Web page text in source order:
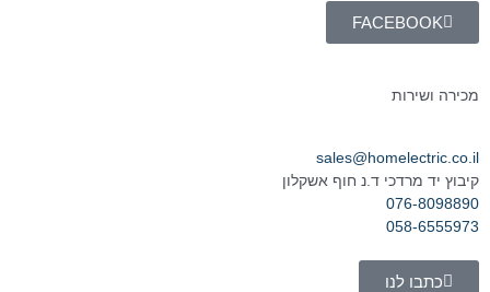
FACEBOOK
מכירה ושירות
sales@homelectric.co.il
קיבוץ יד מרדכי ד.נ חוף אשקלון
076-8098890
058-6555973
כתבו לנו